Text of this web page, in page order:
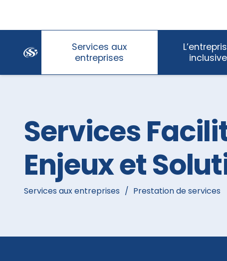
NavigationServices aux
entreprises
inclusive
Services
Enjeux et
Services aux entreprises / Prestation de services